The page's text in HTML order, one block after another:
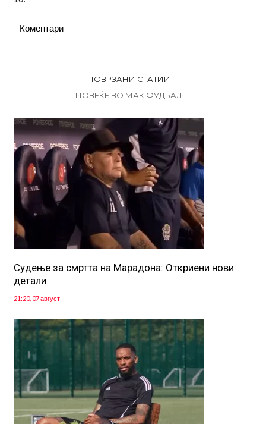
Коментари
ПОВРЗАНИ СТАТИИ
ПОВЕЌЕ ВО МАК ФУДБАЛ
Судење за смртта на Марадона: Откриени нови
детали
21:20, 07 август